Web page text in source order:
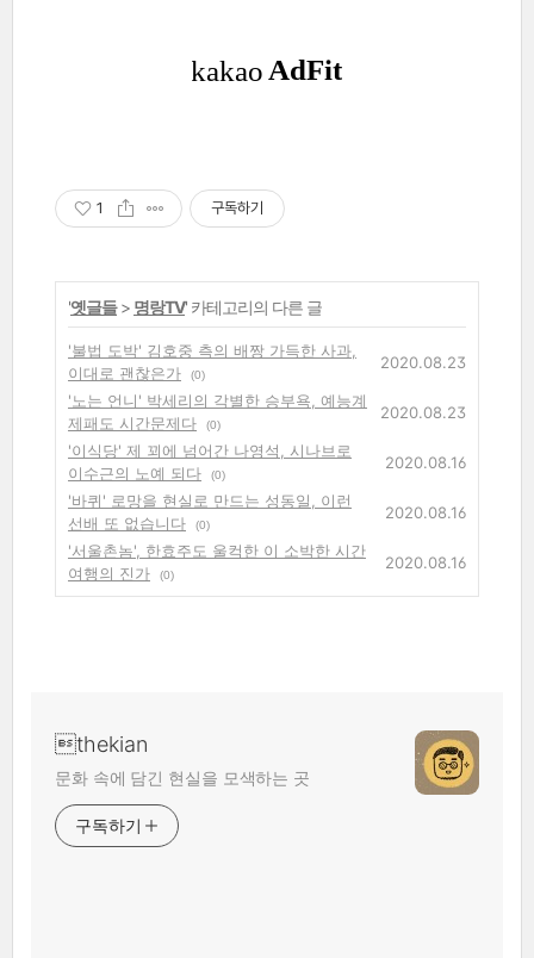
1 구독하기
'옛글들> 명랑TV' 카테고리의 다른 글
'불법 도박' 김호중 측의 배짱 가득한 사과,
이대로 괜찮은가
(0)
2020.08.23
'노는 언니' 박세리의 각별한 승부욕, 예능계
제패도 시간문제다
(0)
2020.08.23
'이식당' 제 꾀에 넘어간 나영석, 시나브로
이수근의 노예 되다
(0)
2020.08.16
'바퀴' 로망을 현실로 만드는 성동일, 이런
선배 또 없습니다
(0)
2020.08.16
'서울촌놈', 한효주도 울컥한 이 소박한 시간
여행의 진가
(0)
2020.08.16
thekian
문화 속에 담긴 현실을 모색하는 곳
구독하기